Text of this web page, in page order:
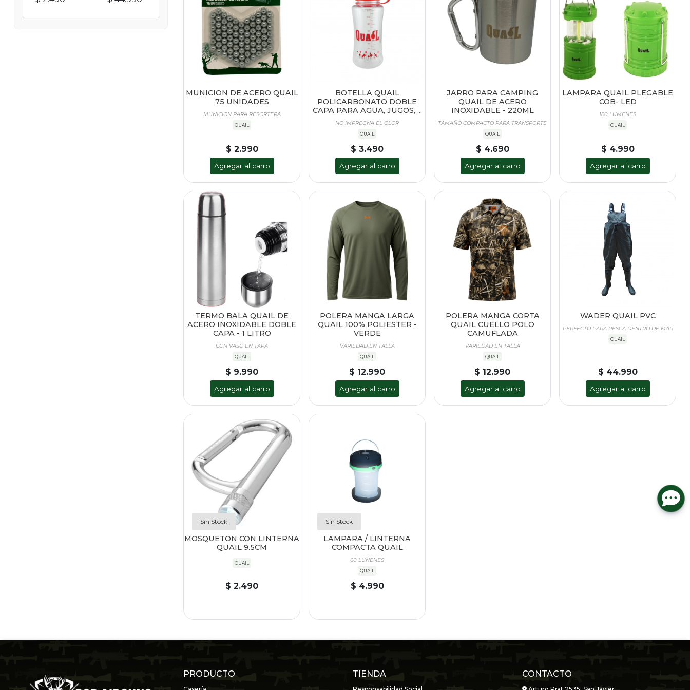
MUNICION DE ACERO QUAIL
75 UNIDADES
MUNICION PARA RESORTERA
QUAIL
$ 2.990
Agregar al carro
BOTELLA QUAIL
POLICARBONATO DOBLE
CAPA PARA AGUA, JUGOS, ...
NO IMPREGNA EL OLOR
QUAIL
$ 3.490
Agregar al carro
JARRO PARA CAMPING
QUAIL DE ACERO
INOXIDABLE - 220ML
TAMAÑO COMPACTO PARA TRANSPORTE
QUAIL
$ 4.690
Agregar al carro
LAMPARA QUAIL PLEGABLE
COB- LED
180 LUMENES
QUAIL
$ 4.990
Agregar al carro
TERMO BALA QUAIL DE
ACERO INOXIDABLE DOBLE
CAPA - 1 LITRO
CON VASO EN TAPA
QUAIL
$ 9.990
Agregar al carro
POLERA MANGA LARGA
QUAIL 100% POLIESTER -
VERDE
VARIEDAD EN TALLA
QUAIL
$ 12.990
Agregar al carro
POLERA MANGA CORTA
QUAIL CUELLO POLO
CAMUFLADA
VARIEDAD EN TALLA
QUAIL
$ 12.990
Agregar al carro
WADER QUAIL PVC
PERFECTO PARA PESCA DENTRO DE MAR
QUAIL
$ 44.990
Agregar al carro
Sin Stock
MOSQUETON CON LINTERNA
QUAIL 9.5CM
QUAIL
$ 2.490
Sin Stock
LAMPARA / LINTERNA
COMPACTA QUAIL
60 LUNENES
QUAIL
$ 4.990
PRODUCTO TIENDA CONTACTO